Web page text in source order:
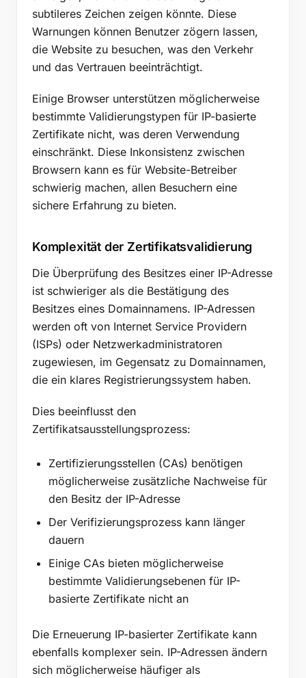
subtileres Zeichen zeigen könnte. Diese
Warnungen können Benutzer zögern lassen,
die Website zu besuchen, was den Verkehr
und das Vertrauen beeinträchtigt.
Einige Browser unterstützen möglicherweise
bestimmte Validierungstypen für IP-basierte
Zertifikate nicht, was deren Verwendung
einschränkt. Diese Inkonsistenz zwischen
Browsern kann es für Website-Betreiber
schwierig machen, allen Besuchern eine
sichere Erfahrung zu bieten.
Komplexität der Zertifikatsvalidierung
Die Überprüfung des Besitzes einer IP-Adresse
ist schwieriger als die Bestätigung des
Besitzes eines Domainnamens. IP-Adressen
werden oft von Internet Service Providern
(ISPs) oder Netzwerkadministratoren
zugewiesen, im Gegensatz zu Domainnamen,
die ein klares Registrierungssystem haben.
Dies beeinflusst den
Zertifikatsausstellungsprozess:
Zertifizierungsstellen (CAs) benötigen
möglicherweise zusätzliche Nachweise für
den Besitz der IP-Adresse
Der Verifizierungsprozess kann länger
dauern
Einige CAs bieten möglicherweise
bestimmte Validierungsebenen für IP-
basierte Zertifikate nicht an
Die Erneuerung IP-basierter Zertifikate kann
ebenfalls komplexer sein. IP-Adressen ändern
sich möglicherweise häufiger als